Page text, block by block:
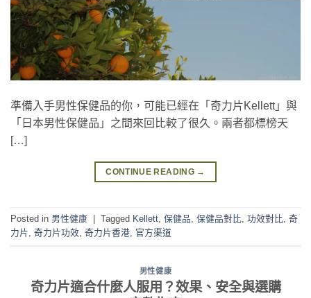
準備入手男性保健品的你，可能已經在「奇力片Kellett」與
「日本男性保健品」之間來回比較了很久。兩者都標榜天
[…]
CONTINUE READING →
Posted in 男性健康 Tagged Kellett, 保健品, 保健品對比, 功效對比, 奇
力片, 奇力片功效, 奇力片香港, 官方渠道
男性健康
奇力片適合什麼人服用？效果、安全與選購